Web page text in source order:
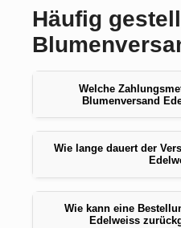
Häufig
Welche
Blumenversand
Wie lange dauert der
Wie kann eine
Edelweiss